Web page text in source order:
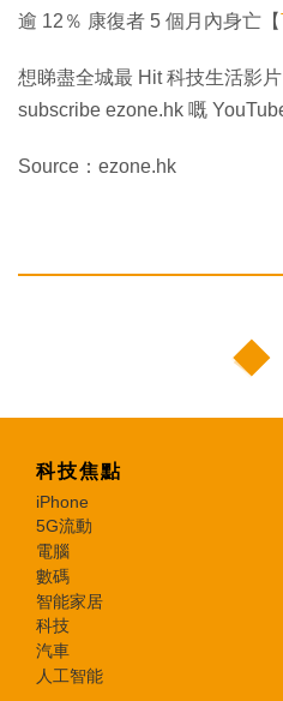
逾 12％ 康復者 5 個月內身亡【
想睇盡全城最 Hit 科技生活影
subscribe ezone.hk 嘅
Source：ezone.hk
科技焦點
iPhone
5G流動
電腦
數碼
智能家居
科技
汽車
人工智能